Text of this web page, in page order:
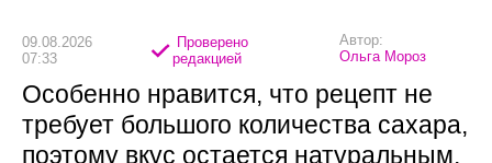
09.08.2026
07:33
Проверено
редакцией
Автор:
Ольга Мороз
Особенно нравится, что рецепт не
требует большого количества сахара,
поэтому вкус остается натуральным,